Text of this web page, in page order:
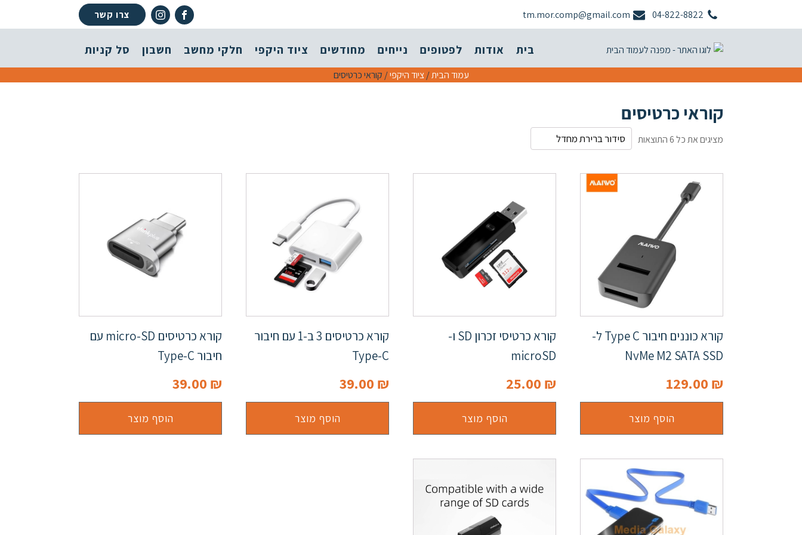
04-822-8822
tm.mor.comp@gmail.com צרו קשר
בית אודות לפטופים נייחים מחודשים ציוד היקפי חלקי מחשב חשבון סל קניות
עמוד הבית/ציוד היקפי/ קוראי כרטיסים
קוראי כרטיסים
מציגים את כל ⁦6⁩ התוצאות
קורא כוננים חיבור Type C ל-
NvMe M2 SATA SSD
129.00 ₪
הוסף מוצר
קורא כרטיסי זכרון SD ו-
microSD
25.00 ₪
הוסף מוצר
קורא כרטיסים 3 ב-1 עם חיבור
Type-C
39.00 ₪
הוסף מוצר
קורא כרטיסים micro-SD עם
חיבור Type-C
39.00 ₪
הוסף מוצר